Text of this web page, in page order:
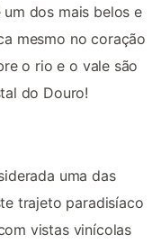
dos mais belos e
mesmo no coração
o rio e o vale são
do Douro!
uma das
trajeto paradisíaco
vistas vinícolas